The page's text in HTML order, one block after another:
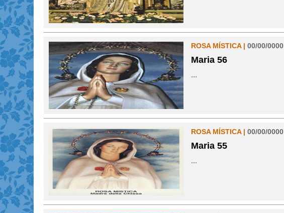
ROSA MÍSTICA | 00/00/0000
Maria 56
...
ROSA MÍSTICA | 00/00/0000
Maria 55
...